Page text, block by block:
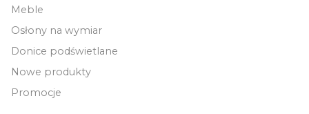
Meble
Osłony na wymiar
Donice podświetlane
Nowe produkty
Promocje